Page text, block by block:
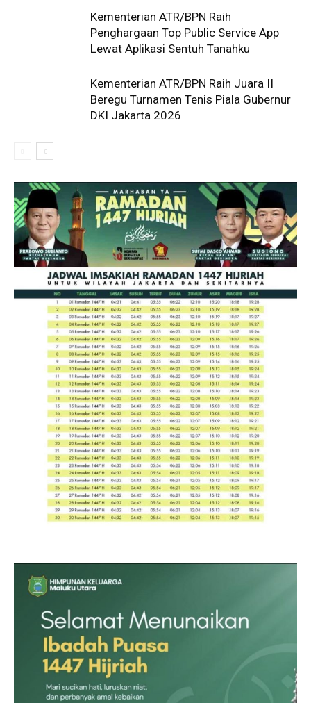
Kementerian ATR/BPN Raih
Penghargaan Top Public Service App
Lewat Aplikasi Sentuh Tanahku
Kementerian ATR/BPN Raih Juara II
Beregu Turnamen Tenis Piala Gubernur
DKI Jakarta 2026